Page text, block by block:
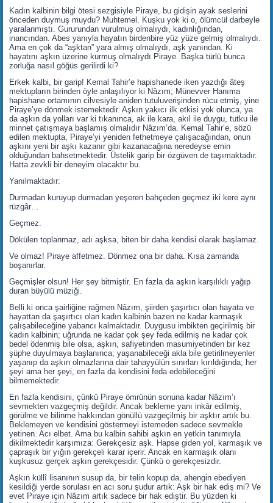
Kadın kalbinin bilgi ötesi sezgisiyle Piraye, bu gidişin ayak seslerini
önceden duymuş muydu? Muhtemel. Kuşku yok ki o, ölümcül darbeyle
yaralanmıştı. Gururundan vurulmuş olmalıydı, kadınlığından,
inancından. Abes yanıyla hayatın birdenbire yüz yüze gelmiş olmalıydı.
Ama en çok da “aşktan” yara almış olmalıydı, aşk yanından. Ki
hayatını aşkın üzerine kurmuş olmalıydı Piraye. Başka türlü bunca
zorluğa nasıl göğüs gerilirdi ki?
Erkek kalbi, bir garip! Kemal Tahir’e hapishanede iken yazdığı âteş
mektupların birinden öyle anlaşılıyor ki Nâzım; Münevver Hanıma
hapishane ortamının cilvesiyle aniden tutuluverişinden rücu etmiş, yine
Piraye’ye dönmek istemektedir. Aşkın yakıcı ilk etkisi yok olunca, ya
da aşkın da yolları var ki tıkanınca, ak ile kara, akıl ile duygu, tutku ile
minnet çatışmaya başlamış olmalıdır Nâzım’da. Kemal Tahir’e, sözü
edilen mektupta, Piraye’yi yeniden fethetmeye çalışacağından, onun
aşkını yeni bir aşkı kazanır gibi kazanacağına neredeyse emin
olduğundan bahsetmektedir. Üstelik garip bir özgüven de taşımaktadır.
Hatta zevkli bir deneyim olacaktır bu.
Yanılmaktadır:
Durmadan kuruyup durmadan yeşeren bahçeden geçmez iki kere aynı
rüzgâr…
Geçmez.
Dökülen toplanmaz, adı aşksa, biten bir daha kendisi olarak başlamaz.
Ve olmaz! Piraye affetmez. Dönmez ona bir daha. Kısa zamanda
boşanırlar.
Geçmişler olsun! Her şey bitmiştir. En fazla da aşkın karşılıklı yağıp
duran büyülü müziği.
Belli ki onca şairliğine rağmen Nâzım, şiirden şaşırtıcı olan hayata ve
hayattan da şaşırtıcı olan kadın kalbinin bazen ne kadar karmaşık
çalışabileceğine yabancı kalmaktadır. Duygusu imbikten geçirilmiş bir
kadın kalbinin; uğrunda ne kadar çok şey feda edilmiş ne kadar çok
bedel ödenmiş bile olsa, aşkın, safiyetinden masumiyetinden bir kez
şüphe duyulmaya başlanınca; yaşanabileceği akla bile getirilmeyenler
yaşanıp da aşkın olmazlarına dair tahayyülün sınırları kırıldığında; her
şeyi ama her şeyi, en fazla da kendisini feda edebileceğini
bilmemektedir.
En fazla kendisini, çünkü Piraye ömrünün sonuna kadar Nâzım’ı
sevmekten vazgeçmiş değildir. Ancak bekleme yanı inkâr edilmiş,
görülme ve bilinme hakkından gönüllü vazgeçilmiş bir aşktır artık bu.
Beklemeyen ve kendisini göstermeyi istemeden sadece sevmekle
yetinen. Acı elbet. Ama bu kalbin sahibi aşkın en yetkin tanımıyla
dikilmektedir karşımıza: Gerekçesiz aşk. Hapse giden yol, karmaşık ve
çapraşık bir yığın gerekçeli karar içerir. Ancak en karmaşık olanı
kuşkusuz gerçek aşkın gerekçesidir. Çünkü o gerekçesizdir.
Aşkın küllî lisanının susup da, bir telin kopup da, ahengin ebediyen
kesildiği yerde sorulası en acı soru şudur artık: Aşk bir hak ediş mi? Ve
evet Piraye için Nâzım artık sadece bir hak ediştir. Bu yüzden ki